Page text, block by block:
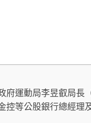
府運動局李昱叡局長
控等公股銀行總經理